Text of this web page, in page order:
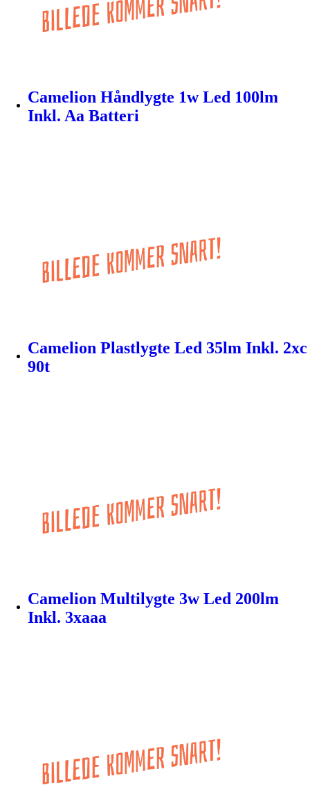
Camelion Håndlygte 1w Led 100lm
Inkl. Aa Batteri
Camelion Plastlygte Led 35lm Inkl. 2xc
90t
Camelion Multilygte 3w Led 200lm
Inkl. 3xaaa